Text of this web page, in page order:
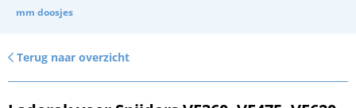
Over VDW
Service & Onderhoud
mm doosjes
Terug naar overzicht